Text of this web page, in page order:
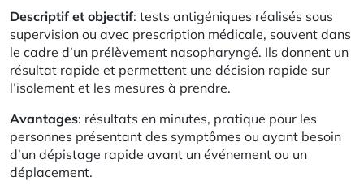
Descriptif et objectif: tests antigéniques réalisés sous
supervision ou avec prescription médicale, souvent dans
le cadre d’un prélèvement nasopharyngé. Ils donnent un
résultat rapide et permettent une décision rapide sur
l’isolement et les mesures à prendre.
Avantages: résultats en minutes, pratique pour les
personnes présentant des symptômes ou ayant besoin
d’un dépistage rapide avant un événement ou un
déplacement.